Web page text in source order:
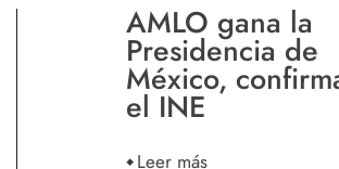
AMLO gana la
Presidencia de
México,
el INE
Leer más